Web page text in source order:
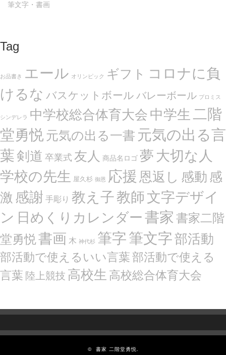
筆文字・書画
Tag
お品書き エール オリンピック ギフト コロナに負
けるな バスケットボール バレーボール プロミス
シンデレラ 中学校総合体育大会 中学生 二階
堂勇悦 元気の出る一書 元気の出る言
葉剣道 卒業式 友人 商品名ロゴ 夢 大切な人
学校の先生 屋久杉 御恩 応援 恩返し 感動 感
激 感謝 手彫り 教え子教師文字デザイ
ン 日めくりカレンダー 書家 書家二階
堂勇悦書画 木 神代杉 筆字筆文字部活動
部活動で使えるいい言葉部活動で使える
言葉 陸上競技 高校生 高校総合体育大会
© 書家 二階堂勇悦.